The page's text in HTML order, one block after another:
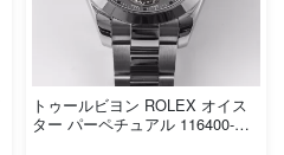
トゥールビヨン ROLEX オイス
ター パーペチュアル 116400-